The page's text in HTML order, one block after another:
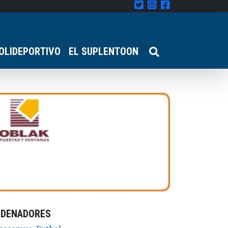
EL SUPLENTOON